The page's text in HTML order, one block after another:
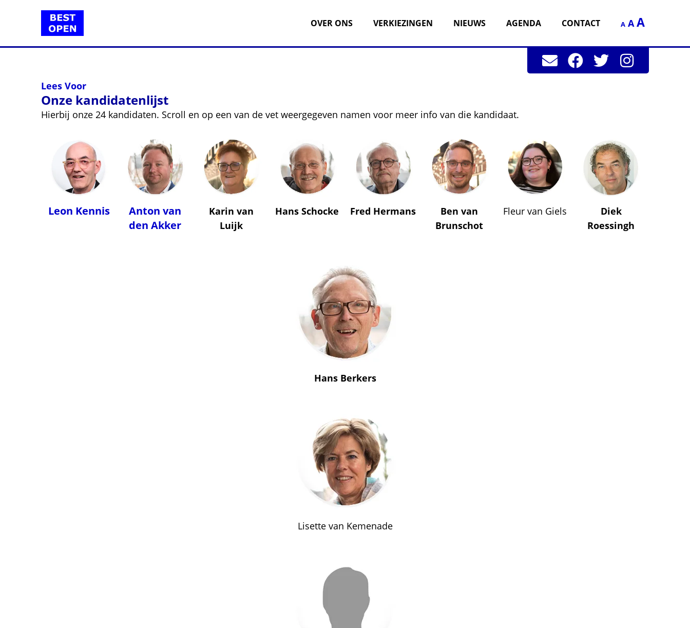
OVER ONS VERKIEZINGEN NIEUWS AGENDA CONTACT A A A
Lees Voor
Onze kandidatenlijst
Hierbij onze 24 kandidaten. Scroll en op een van de vet weergegeven namen voor meer info van die kandidaat.
Leon Kennis
Anton van
den Akker
Karin van
Luijk
Hans Schocke Fred Hermans
Ben van
Brunschot
Fleur van Giels
Diek
Roessingh
Hans Berkers
Lisette van Kemenade